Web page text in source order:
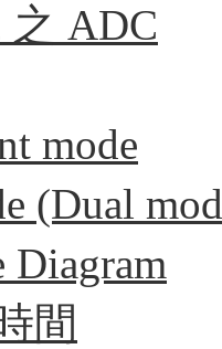
之 ADC
mode
(Dual
間